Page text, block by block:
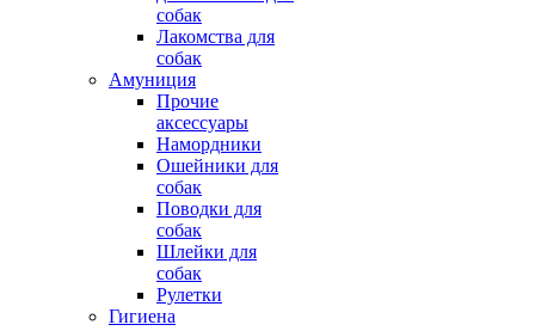
собак
Лакомства для
собак
Амуниция
Прочие
аксессуары
Намордники
Ошейники для
собак
Поводки для
собак
Шлейки для
собак
Рулетки
Гигиена